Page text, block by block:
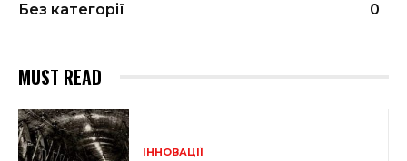
Без категорії
0
MUST READ
ІННОВАЦІЇ